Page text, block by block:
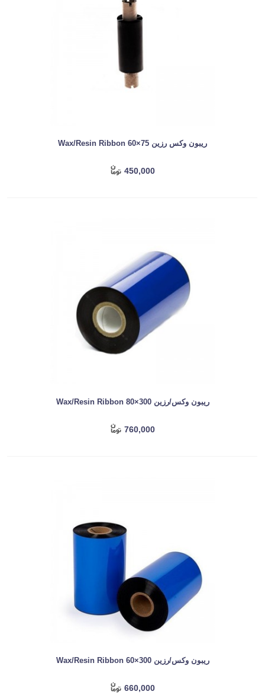
ریبون وکس رزین Wax/Resin Ribbon 60×75
450,000
ریبون وکس/رزین Wax/Resin Ribbon 80×300
760,000
ریبون وکس/رزین Wax/Resin Ribbon 60×300
660,000